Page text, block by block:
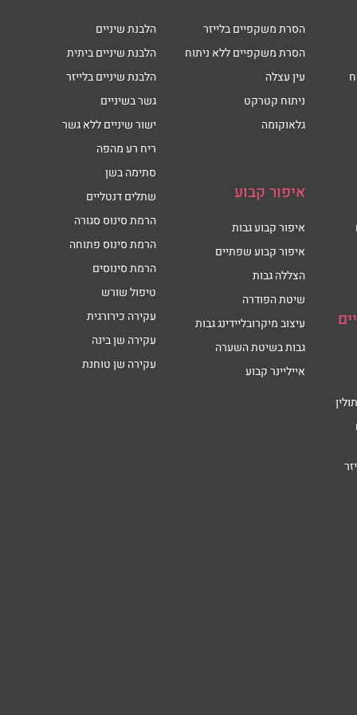
הסרת משקפיים בלייזר
הסרת משקפיים ללא ניתוח
עין עצלה
ניתוח קטרקט
גלאוקומה
איפור קבוע
איפור קבוע גבות
איפור קבוע שפתיים
הצללה גבות
שיטת הפודרה
עיצוב מיקרובליידינג גבות
גבות בשיטת השערה
אייליינר קבוע
הלבנת שיניים
הלבנת שיניים ביתית
הלבנת שיניים בלייזר
גשר בשיניים
ישור שיניים ללא גשר
ריח רע מהפה
סתימה בשן
שתלים דנטליים
הרמת סינוס סגורה
הרמת סינוס פתוחה
הרמת סינוסים
טיפול שורש
עקירה כירורגית
עקירה שן בינה
עקירה שן טוחנת